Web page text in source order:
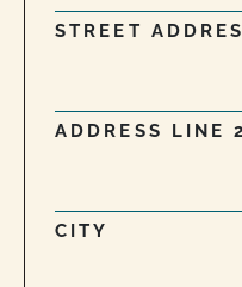
STREET
ADDRESS LINE 2
CITY